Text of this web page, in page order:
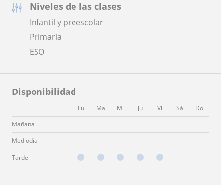
Niveles de las clases
Infantil y preescolar
Primaria
ESO
Disponibilidad
Lu Ma Mi Ju Vi Sá
Do
Mañana
Mediodía
Tarde